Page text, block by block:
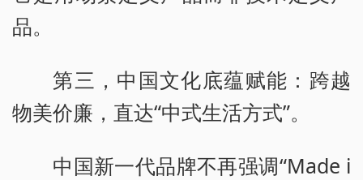
品。
第三，中国文化底蕴赋能：跨越
物美价廉，直达“中式生活方式”。
中国新一代品牌不再强调“Made i